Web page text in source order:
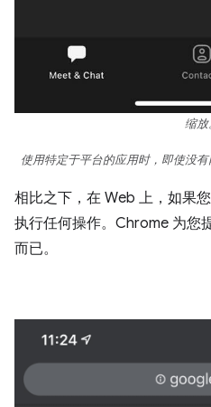
缩放
使用特定于平台的应用时，即使没
相比之下，在 Web 上，如果
执行任何操作。Chrome 为您
而已。